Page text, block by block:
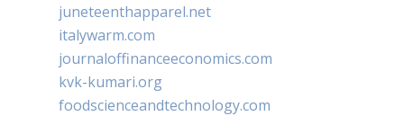
juneteenthapparel.net
italywarm.com
journaloffinanceeconomics.com
kvk-kumari.org
foodscienceandtechnology.com